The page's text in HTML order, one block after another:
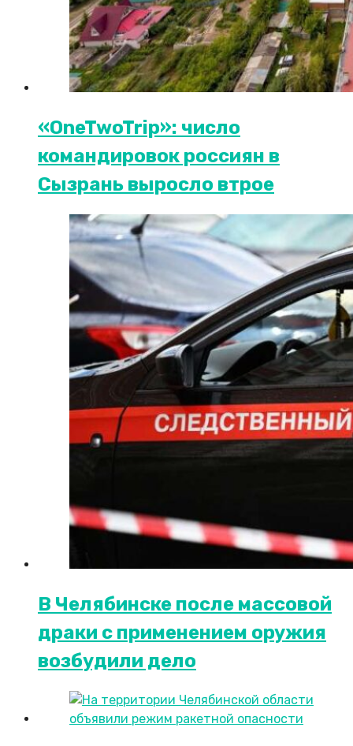
«OneTwoTrip»: число
командировок россиян в
Сызрань выросло втрое
В Челябинске после массовой
драки с применением оружия
возбудили дело